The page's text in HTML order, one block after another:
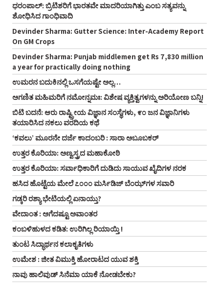
ಧರಂಪಾಲ್: ಬ್ರಿಟಿಶರಿಗೆ ಭಾರತವೇ ಮಾದರಿಯಾಗಿತ್ತು ಎಂಬ ಸತ್ಯವನ್ನು
ಶೋಧಿಸಿದ ಗಾಂಧಿವಾದಿ
Devinder Sharma: Gutter Science: Inter-Academy Report
On GM Crops
Devinder Sharma: Punjab middlemen get Rs 7,830 million
a year for practically doing nothing
ಉಮರನ ಬದುಕಿನಲ್ಲಿ ಒಸಗೆಯಷ್ಟೇ ಅಲ್ಲ…
ಅಗಣಿತ ಮಹಿಮರಿಗೆ ನಮೋನ್ನಮಃ: ವಿಶೇಷ ವ್ಯಕ್ತಿತ್ವಗಳನ್ನು ಅರಿಯೋಣ ಬನ್ನಿ!
ಬಿಟಿ ಬದನೆ: ಆರು ರಾಷ್ಟ್ರೀಯ ವಿಜ್ಞಾನ ಸಂಸ್ಥೆಗಳು, ೯೦ ಜನ ವಿಜ್ಞಾನಿಗಳು
ತಯಾರಿಸಿದ ನಕಲು ವರದಿಯ ಕಥೆ
‘ಕವಲು’ ಮೂರನೇ ದರ್ಜೆ ಕಾದಂಬರಿ : ಸಾರಾ ಅಬೂಬಕರ್
ಉತ್ತರ ಕೊರಿಯಾ: ಅಣ್ವಸ್ತ್ರದ ಮಹಾಕೋಠಿ
ಉತ್ತರ ಕೊರಿಯಾ: ಸರ್ವಾಧಿಕಾರಿಗೆ ದುಡಿದು ಸಾಯುವ ಖೈದಿಗಳ ನರಕ
ಹಸಿದ ಹೊಟ್ಟೆಯ ಮೇಲೆ ೭೦೦೦ ಮರ್ಸಿಡಿಜ್ ಬೆಂಝ್‌ಗಳ ಸವಾರಿ
ಗಡ್ಕರಿ ರಶ್ಯಾ ಭೇಟಿಯಲ್ಲಿ ಏನಾಯ್ತು?
ವೇದಾಂತ : ಅಗೆದಷ್ಟೂ ಅವಾಂತರ
ಕಂಬಳಿಹುಳದ ಕಡಿತ: ಉರಿಗಿಲ್ಲ ರಿಯಾಯ್ತಿ !
ತುಂಟ ಸಿದ್ಧಾರ್ಥನ ಕಲಾಕೃತಿಗಳು
ಉಮೇಶ : ಜೀತ ವಿಮುಕ್ತಿ ಹೋರಾಟದ ಯುವ ಶಕ್ತಿ
ನಾವು ಹಾಲಿವುಡ್ ಸಿನೆಮಾ ಯಾಕೆ ನೋಡಬೇಕು?